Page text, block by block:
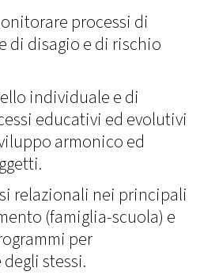
processi di
di disagio e di rischio
individuale e di
educativi ed evolutivi
armonico ed
relazionali nei principali
(famiglia-scuola) e
per
stessi.